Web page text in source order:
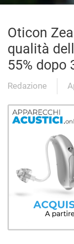
Oticon
qualità
55% dopo
Redazione